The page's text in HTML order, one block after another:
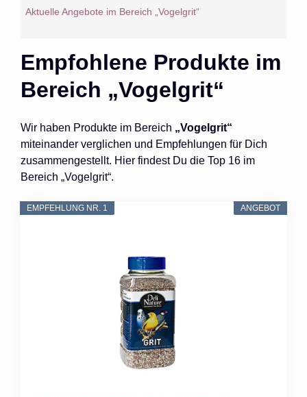
Aktuelle Angebote im Bereich „Vogelgrit“
Empfohlene Produkte im
Bereich „Vogelgrit“
Wir haben Produkte im Bereich „Vogelgrit“
miteinander verglichen und Empfehlungen für Dich
zusammengestellt. Hier findest Du die Top 16 im
Bereich „Vogelgrit“.
ANGEBOT
EMPFEHLUNG NR. 1